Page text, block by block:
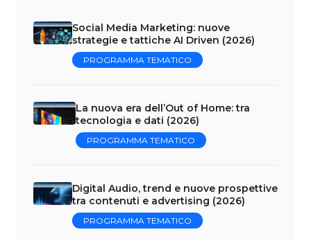
Social Media Marketing: nuove
strategie e tattiche AI Driven (2026)
PROGRAMMA TEMATICO
La nuova era dell’Out of Home: tra
tecnologia e dati (2026)
PROGRAMMA TEMATICO
Digital Audio, trend e nuove prospettive
tra contenuti e advertising (2026)
PROGRAMMA TEMATICO